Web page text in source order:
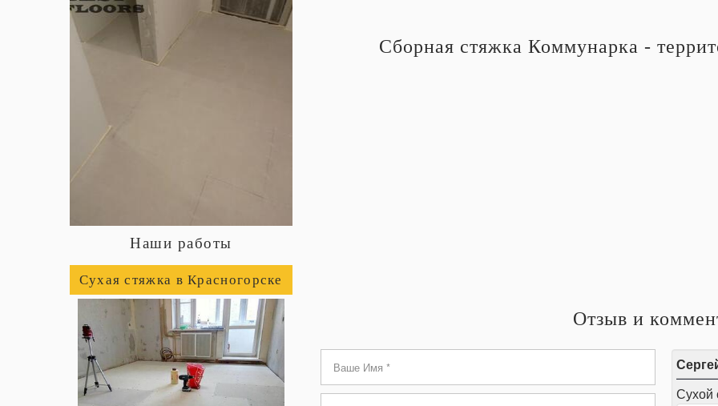
Сборная стяжка Коммунарка -
Отзыв и
Сухой
Наши работы
Сухая стяжка в Красногорске
ПОДРОБНЕЕ